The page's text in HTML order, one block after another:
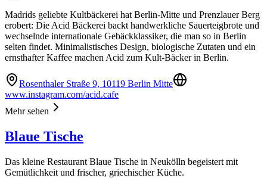
Madrids geliebte Kultbäckerei hat Berlin-Mitte und Prenzlauer Berg
erobert: Die Acid Bäckerei backt handwerkliche Sauerteigbrote und
wechselnde internationale Gebäckklassiker, die man so in Berlin
selten findet. Minimalistisches Design, biologische Zutaten und ein
ernsthafter Kaffee machen Acid zum Kult-Bäcker in Berlin.
Rosenthaler Straße 9, 10119 Berlin Mitte
www.instagram.com/acid.cafe
Mehr sehen
Blaue Tische
Das kleine Restaurant Blaue Tische in Neukölln begeistert mit
Gemütlichkeit und frischer, griechischer Küche.